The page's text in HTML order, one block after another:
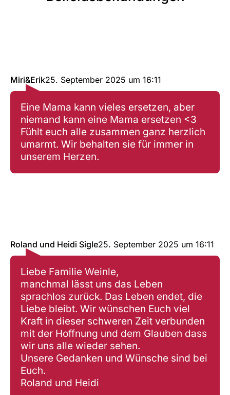
Miri&Erik25. September 2025 um 16:11
Eine Mama kann vieles ersetzen, aber
niemand kann eine Mama ersetzen <3
Fühlt euch alle zusammen ganz herzlich
umarmt. Wir behalten sie für immer in
unserem Herzen.
Roland und Heidi Sigle25. September 2025 um 16:11
Liebe Familie Weinle,
manchmal lässt uns das Leben
sprachlos zurück. Das Leben endet, die
Liebe bleibt. Wir wünschen Euch viel
Kraft in dieser schweren Zeit verbunden
mit der Hoffnung und dem Glauben dass
wir uns alle wieder sehen.
Unsere Gedanken und Wünsche sind bei
Euch.
Roland und Heidi